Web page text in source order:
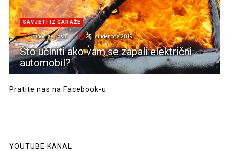
SAVJETI IZ GARAŽE
Krunoslav Ćosić 25. studenoga 2019.
Što učiniti ako vam se zapali električni
automobil?
Pratite nas na Facebook-u
YOUTUBE KANAL